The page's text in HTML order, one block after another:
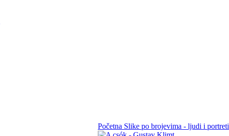
Početna Slike po brojevima - ljudi i portreti